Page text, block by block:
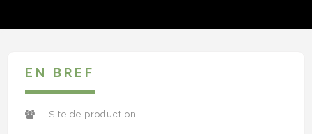
EN BREF
Site de production